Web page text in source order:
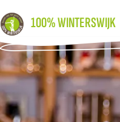
100% WINTERSWIJK